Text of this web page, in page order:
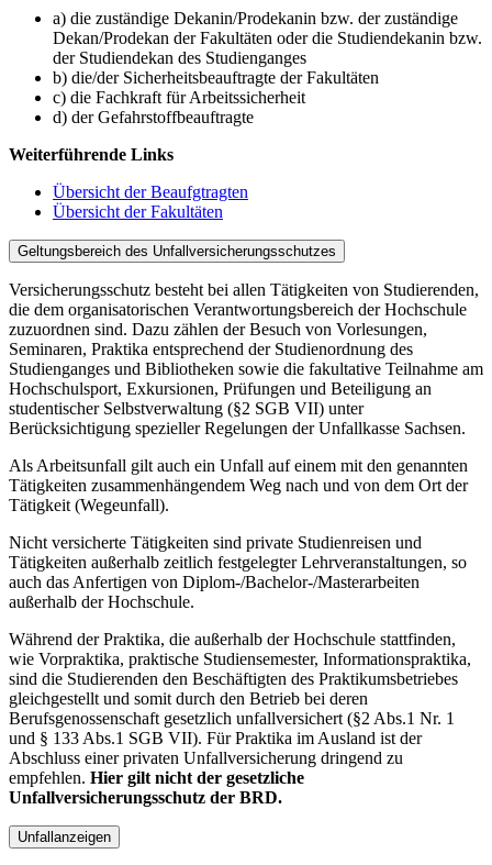
a) die zuständige Dekanin/Prodekanin bzw. der zuständige
Dekan/Prodekan der Fakultäten oder die Studiendekanin bzw.
der Studiendekan des Studienganges
b) die/der Sicherheitsbeauftragte der Fakultäten
c) die Fachkraft für Arbeitssicherheit
d) der Gefahrstoffbeauftragte
Weiterführende Links
Übersicht der Beaufgtragten
Übersicht der Fakultäten
Geltungsbereich des Unfallversicherungsschutzes
Versicherungsschutz besteht bei allen Tätigkeiten von Studierenden,
die dem organisatorischen Verantwortungsbereich der Hochschule
zuzuordnen sind. Dazu zählen der Besuch von Vorlesungen,
Seminaren, Praktika entsprechend der Studienordnung des
Studienganges und Bibliotheken sowie die fakultative Teilnahme am
Hochschulsport, Exkursionen, Prüfungen und Beteiligung an
studentischer Selbstverwaltung (§2 SGB VII) unter
Berücksichtigung spezieller Regelungen der Unfallkasse Sachsen.
Als Arbeitsunfall gilt auch ein Unfall auf einem mit den genannten
Tätigkeiten zusammenhängendem Weg nach und von dem Ort der
Tätigkeit (Wegeunfall).
Nicht versicherte Tätigkeiten sind private Studienreisen und
Tätigkeiten außerhalb zeitlich festgelegter Lehrveranstaltungen, so
auch das Anfertigen von Diplom-/Bachelor-/Masterarbeiten
außerhalb der Hochschule.
Während der Praktika, die außerhalb der Hochschule stattfinden,
wie Vorpraktika, praktische Studiensemester, Informationspraktika,
sind die Studierenden den Beschäftigten des Praktikumsbetriebes
gleichgestellt und somit durch den Betrieb bei deren
Berufsgenossenschaft gesetzlich unfallversichert (§2 Abs.1 Nr. 1
und § 133 Abs.1 SGB VII). Für Praktika im Ausland ist der
Abschluss einer privaten Unfallversicherung dringend zu
empfehlen. Hier gilt nicht der gesetzliche
Unfallversicherungsschutz der BRD.
Unfallanzeigen